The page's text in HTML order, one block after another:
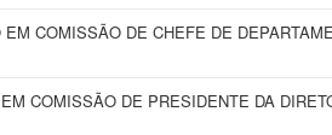
COMISSÃO DE CHEFE DE
COMISSÃO DE PRESIDENTE DA